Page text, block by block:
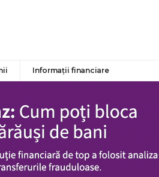
Informații financiare